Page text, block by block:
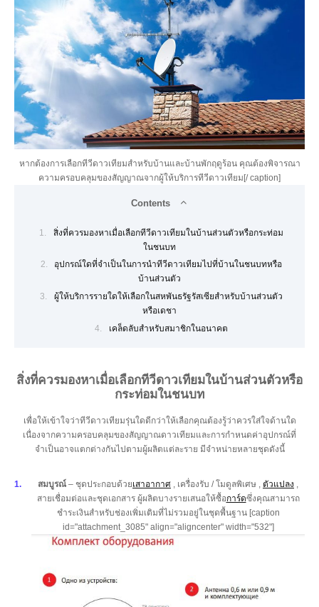
หากต้องการเลือกทีวีดาวเทียมสำหรับบ้านและบ้านพักฤดูร้อน คุณต้องพิจารณา
ความครอบคลุมของสัญญาณจากผู้ให้บริการทีวีดาวเทียม[/ caption]
Contents
สิ่งที่ควรมองหาเมื่อเลือกทีวีดาวเทียมในบ้านส่วนตัวหรือกระท่อม
ในชนบท
อุปกรณ์ใดที่จำเป็นในการนำทีวีดาวเทียมไปที่บ้านในชนบทหรือ
บ้านส่วนตัว
ผู้ให้บริการรายใดให้เลือกในสหพันธรัฐรัสเซียสำหรับบ้านส่วนตัว
หรือเดชา
เคล็ดลับสำหรับสมาชิกในอนาคต
สิ่งที่ควรมองหาเมื่อเลือกทีวีดาวเทียมในบ้านส่วนตัวหรือ
กระท่อมในชนบท
เพื่อให้เข้าใจว่าทีวีดาวเทียมรุ่นใดดีกว่าให้เลือกคุณต้องรู้ว่าควรใส่ใจด้านใด
เนื่องจากความครอบคลุมของสัญญาณดาวเทียมและการกำหนดค่าอุปกรณ์ที่
จำเป็นอาจแตกต่างกันไปตามผู้ผลิตแต่ละราย มีจำหน่ายหลายชุดดังนี้
สมบูรณ์ – ชุดประกอบด้วยเสาอากาศ , เครื่องรับ / โมดูลพิเศษ , ตัวแปลง ,
สายเชื่อมต่อและชุดเอกสาร ผู้ผลิตบางรายเสนอให้ซื้อการ์ดซึ่งคุณสามารถ
ชำระเงินสำหรับช่องเพิ่มเติมที่ไม่รวมอยู่ในชุดพื้นฐาน [caption
id="attachment_3085" align="aligncenter" width="532"]